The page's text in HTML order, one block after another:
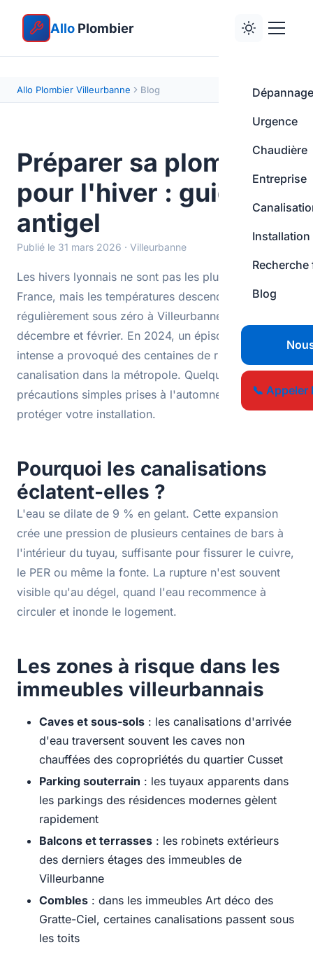
Allo Plombier
Dépannage
Urgence
Chaudière
Entreprise
Installation
Recherche
Blog
📞 Appeler
Allo Plombier Villeurbanne Blog
Préparer sa plomberie
pour l'hiver : guide
antigel
Publié le 31 mars 2026 · Villeurbanne
Les hivers lyonnais ne sont pas les plus rigoureux de
France, mais les températures descendent
régulièrement sous zéro à Villeurbanne entre
décembre et février. En 2024, un épisode de gel
intense a provoqué des centaines de ruptures de
canalisation dans la métropole. Quelques
précautions simples prises à l'automne suffisent à
protéger votre installation.
Pourquoi les canalisations
éclatent-elles ?
L'eau se dilate de 9 % en gelant. Cette expansion
crée une pression de plusieurs centaines de bars à
l'intérieur du tuyau, suffisante pour fissurer le cuivre,
le PER ou même la fonte. La rupture n'est souvent
visible qu'au dégel, quand l'eau recommence à
circuler et inonde le logement.
Les zones à risque dans les
immeubles villeurbannais
Caves et sous-sols : les canalisations d'arrivée
d'eau traversent souvent les caves non
chauffées des copropriétés du quartier Cusset
Parking souterrain : les tuyaux apparents dans
les parkings des résidences modernes gèlent
rapidement
Balcons et terrasses : les robinets extérieurs
des derniers étages des immeubles de
Villeurbanne
Combles : dans les immeubles Art déco des
Gratte-Ciel, certaines canalisations passent sous
les toits